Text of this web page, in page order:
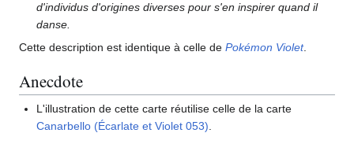
d'individus d'origines diverses pour s'en inspirer quand il
danse.
Cette description est identique à celle de Pokémon Violet.
Anecdote
L'illustration de cette carte réutilise celle de la carte
Canarbello (Écarlate et Violet 053)